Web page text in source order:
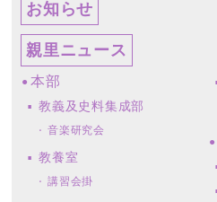
お知らせ
親里ニュース
本部
教義及史料集成部
音楽研究会
教養室
講習会掛